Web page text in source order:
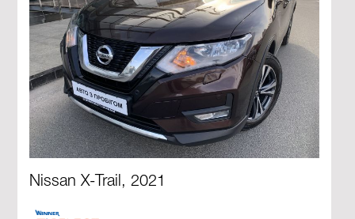
Nissan X-Trail, 2021